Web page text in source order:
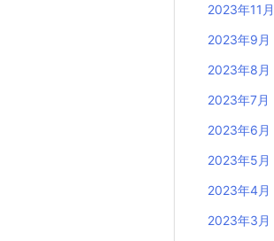
2023年11月
2023年9月
2023年8月
2023年7月
2023年6月
2023年5月
2023年4月
2023年3月